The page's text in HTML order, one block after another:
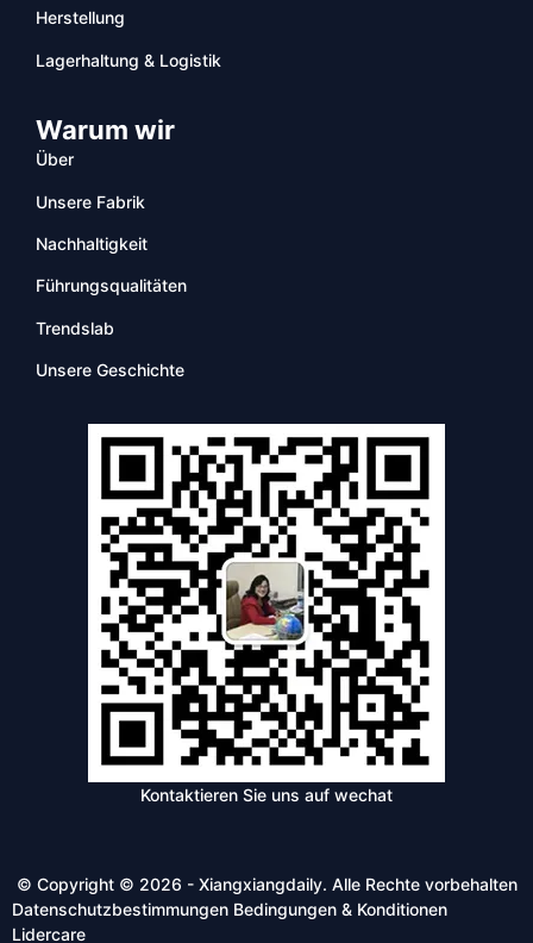
Herstellung
Lagerhaltung & Logistik
Warum wir
Über
Unsere Fabrik
Nachhaltigkeit
Führungsqualitäten
Trendslab
Unsere Geschichte
Kontaktieren Sie uns auf wechat
© Copyright © 2026 - Xiangxiangdaily. Alle Rechte vorbehalten
Datenschutzbestimmungen Bedingungen & Konditionen
Lidercare